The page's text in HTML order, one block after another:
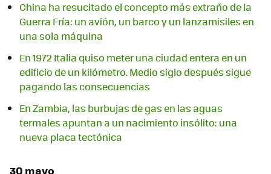
China ha resucitado el concepto más extraño de la
Guerra Fría: un avión, un barco y un lanzamisiles en
una sola máquina
En 1972 Italia quiso meter una ciudad entera en un
edificio de un kilómetro. Medio siglo después sigue
pagando las consecuencias
En Zambia, las burbujas de gas en las aguas
termales apuntan a un nacimiento insólito: una
nueva placa tectónica
30 mayo